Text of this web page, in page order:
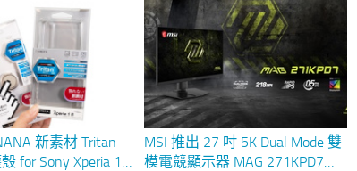
新素材 Tritan
for Sony Xperia 1II
MSI 推出 27 吋 5K Dual Mode 雙
模電競顯示器 MAG 271KPD7